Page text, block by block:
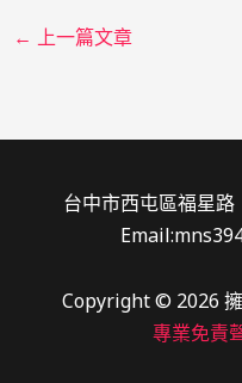
← 上一篇文章
台中市西屯區福星路
Copyright © 2026
專業免責